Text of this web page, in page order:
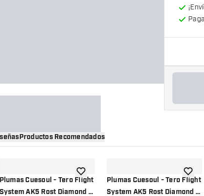
Productos Recomendados
lista de deseos
Plumas Cuesoul - Tero Flight
System AK5 Rost Diamond -
añadir a la lista de deseos
Plumas Cuesoul - Tero Flight
System AK5 Rost Diamond -
añadir